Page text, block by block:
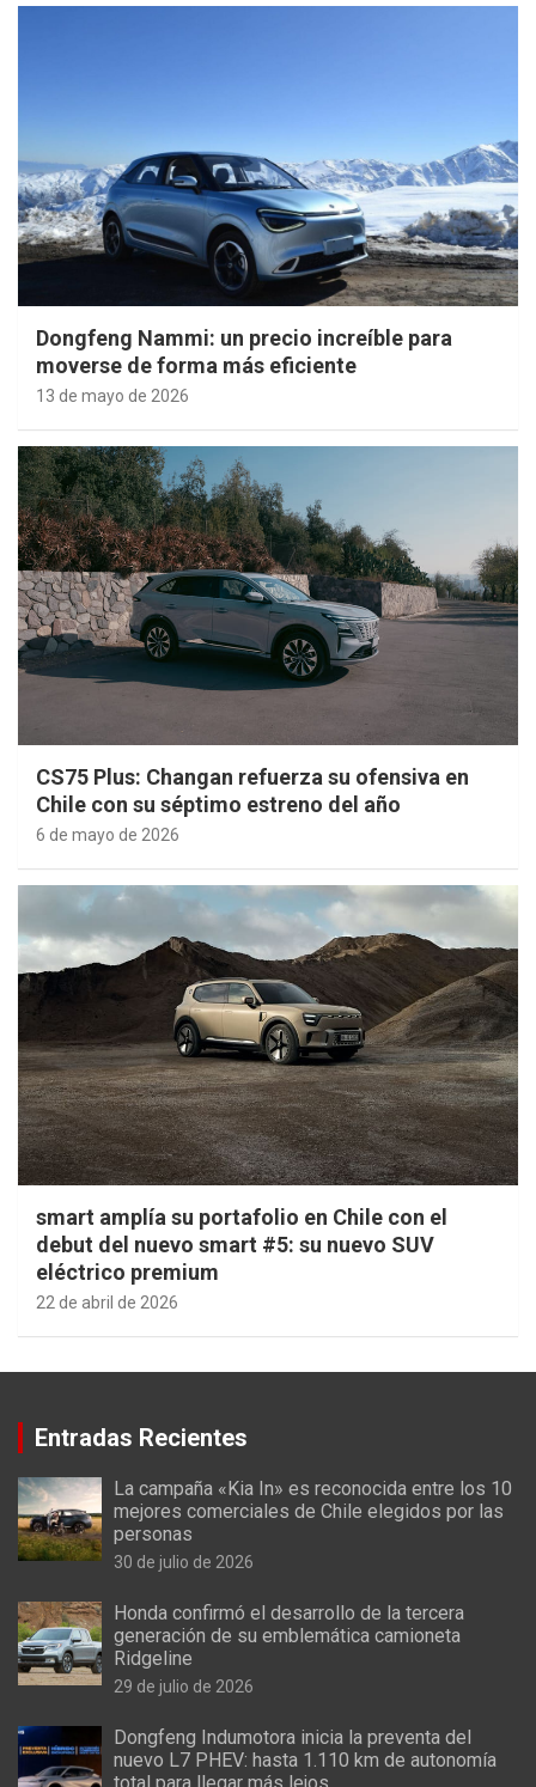
Dongfeng Nammi: un precio increíble para
moverse de forma más eficiente
13 de mayo de 2026
CS75 Plus: Changan refuerza su ofensiva en
Chile con su séptimo estreno del año
6 de mayo de 2026
smart amplía su portafolio en Chile con el
debut del nuevo smart #5: su nuevo SUV
eléctrico premium
22 de abril de 2026
Entradas Recientes
La campaña «Kia In» es reconocida entre los 10
mejores comerciales de Chile elegidos por las
personas
30 de julio de 2026
Honda confirmó el desarrollo de la tercera
generación de su emblemática camioneta
Ridgeline
29 de julio de 2026
Dongfeng Indumotora inicia la preventa del
nuevo L7 PHEV: hasta 1.110 km de autonomía